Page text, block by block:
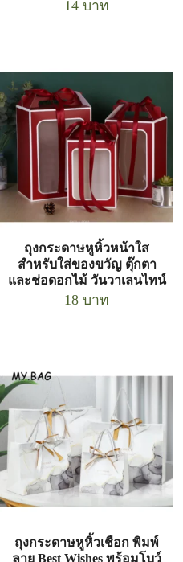
14 บาท
ถุงกระดาษหูหิ้วหน้าใส
สำหรับใส่ของขวัญ ตุ๊กตา
และช่อดอกไม้ วันวาเลนไทน์
18 บาท
ถุงกระดาษหูหิ้วเชือก พิมพ์
ลาย Best Wishes พร้อมโบว์